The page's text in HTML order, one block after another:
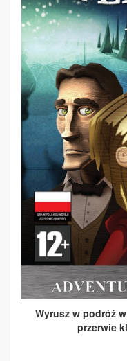
Wyrusz w podróż
przerwie